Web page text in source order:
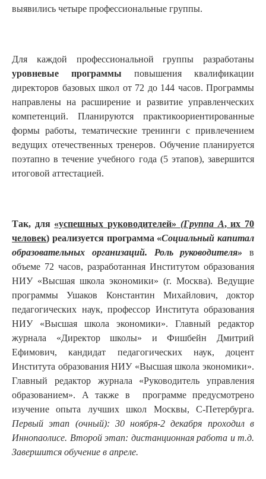
выявились четыре профессиональные группы.
Для каждой профессиональной группы разработаны
уровневые программы повышения квалификации
директоров базовых школ от 72 до 144 часов. Программы
направлены на расширение и развитие управленческих
компетенций. Планируются практикоориентированные
формы работы, тематические тренинги с привлечением
ведущих отечественных тренеров. Обучение планируется
поэтапно в течение учебного года (5 этапов), завершится
итоговой аттестацией.
Так, для «успешных руководителей» (Группа А, их 70
человек) реализуется программа «Социальный капитал
образовательных организаций. Роль руководителя» в
объеме 72 часов, разработанная Институтом образования
НИУ «Высшая школа экономики» (г. Москва). Ведущие
программы Ушаков Константин Михайлович, доктор
педагогических наук, профессор Института образования
НИУ «Высшая школа экономики». Главный редактор
журнала «Директор школы» и Фишбейн Дмитрий
Ефимович, кандидат педагогических наук, доцент
Института образования НИУ «Высшая школа экономики».
Главный редактор журнала «Руководитель управления
образованием». А также в программе предусмотрено
изучение опыта лучших школ Москвы, С-Петербурга.
Первый этап (очный): 30 ноября-2 декабря проходил в
Иннопаолисе. Второй этап: дистанционная работа и т.д.
Завершится обучение в апреле.